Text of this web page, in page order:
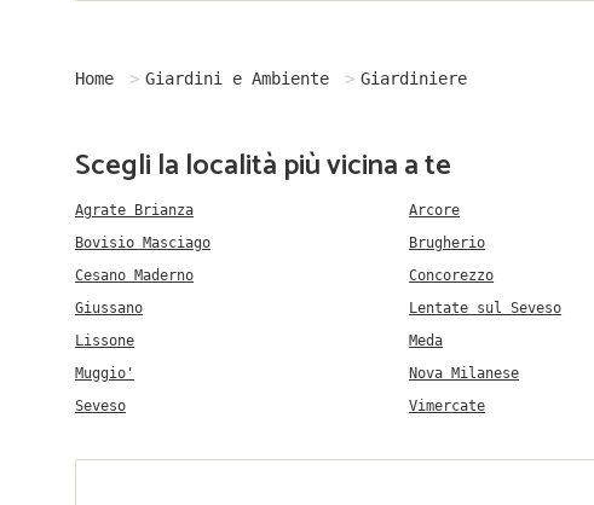
Home Giardini e Ambiente Giardiniere
Scegli la località più vicina a te
Agrate Brianza Arcore
Bovisio Masciago
Brugherio
Cesano Maderno
Concorezzo
Giussano
Lentate sul Seveso
Lissone
Meda
Muggio'
Nova Milanese
Seveso
Vimercate